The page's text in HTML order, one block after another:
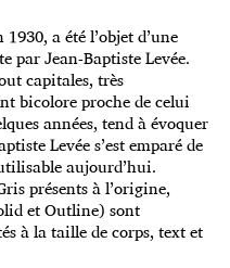
a été l’objet d’une
par Jean-Baptiste Levée.
capitales, très
bicolore proche de celui
années, tend à évoquer
Levée s’est emparé de
aujourd’hui.
présents à l’origine,
et Outline) sont
à la taille de corps, text et